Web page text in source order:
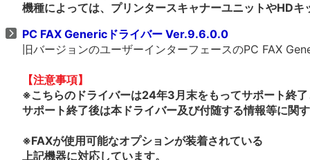
機種によっては、プリンタースキャナーユニットやHDキ
PC FAX Genericドライバー Ver.9.6.0.0
旧バージョンのユーザーインターフェースのPC FAX
【注意事項】
※こちらのドライバーは24年3月末をもってサポート終
サポート終了後は本ドライバー及び付随する情報等に関
※FAXが使用可能なオプションが装着されている
上記機器に対応しています。